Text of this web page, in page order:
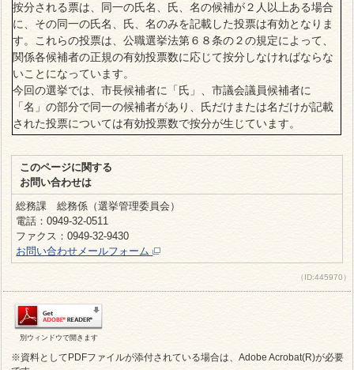
按分される票は、同一の氏名、氏、名の候補が２人以上ある場合
に、その同一の氏名、氏、名のみを記載した投票は有効となりま
す。これらの投票は、公職選挙法第６８条の２の規定によって、
関係各候補者の正規の有効投票数に応じて按分しなければならな
いことになっています。
今回の選挙では、市長候補者に「氏」、市議会議員候補者に
「名」の部分で同一の候補者があり、氏だけまたは名だけが記載
された投票については有効投票数で按分が生じています。
このページに関する
お問い合わせは
総務課 総務係（選挙管理委員会）
電話：0949-32-0511
ファクス：0949-32-9430
お問い合わせメールフォーム
（ID:445970）
別ウィンドウで開きます
※資料としてPDFファイルが添付されている場合は、Adobe Acrobat(R)が必要